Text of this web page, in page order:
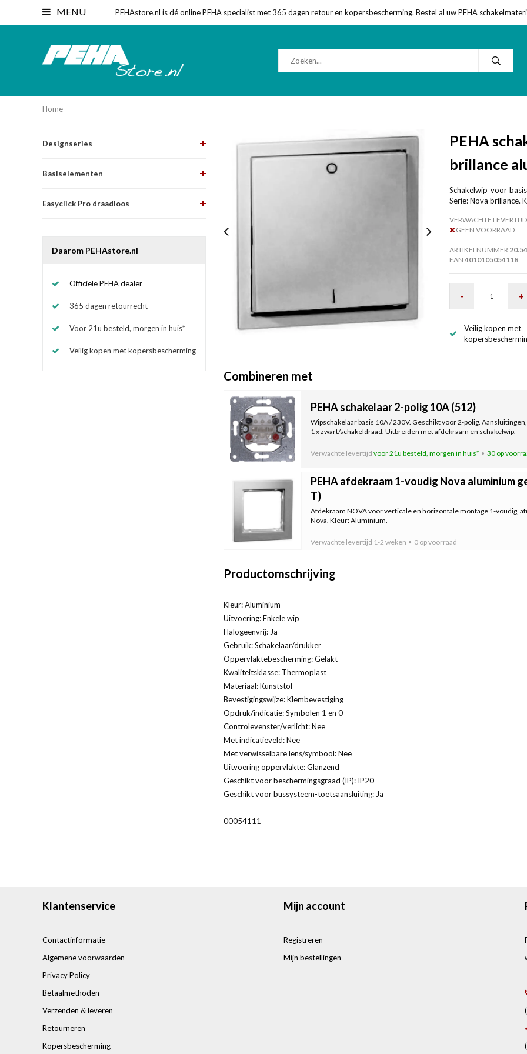
MENU PEHAstore.nl is dé online PEHA specialist met 365 dagen retour en kopersbescherming. Bestel al uw PEHA
Home
Designseries
Basiselementen
Easyclick Pro draadloos
Daarom PEHAstore.nl
Officiële PEHA dealer
365 dagen retourrecht
Voor 21u besteld, morgen in huis*
Veilig kopen met kopersbescherming
PEHA
brillance
Schakelwip voor
Serie: Nova brillance.
VERWACHTE LEVERTIJD
GEEN VOORRAAD
ARTIKELNUMMER
EAN 4010105054118
- +
Veilig kopen met
Combineren met
PEHA schakelaar 2-polig 10A (512)
Wipschakelaar basis 10A / 230V. Geschikt voor 2-polig.
1 x zwart/schakeldraad. Uitbreiden met afdekraam en schakelwip.
Verwachte levertijd voor 21u besteld, morgen in huis* 30 op
PEHA afdekraam 1-voudig Nova aluminium
T)
Afdekraam NOVA voor verticale en horizontale montage 1-voudig,
Nova. Kleur: Aluminium.
Verwachte levertijd 1-2 weken 0 op voorraad
Productomschrijving
Kleur: Aluminium
Uitvoering: Enkele wip
Halogeenvrij: Ja
Gebruik: Schakelaar/drukker
Oppervlaktebescherming: Gelakt
Kwaliteitsklasse: Thermoplast
Materiaal: Kunststof
Bevestigingswijze: Klembevestiging
Opdruk/indicatie: Symbolen 1 en 0
Controlevenster/verlicht: Nee
Met indicatieveld: Nee
Met verwisselbare lens/symbool: Nee
Uitvoering oppervlakte: Glanzend
Geschikt voor beschermingsgraad (IP): IP20
Geschikt voor bussysteem-toetsaansluiting: Ja
00054111
Klantenservice
Contactinformatie
Algemene voorwaarden
Privacy Policy
Betaalmethoden
Verzenden & leveren
Retourneren
Kopersbescherming
Mijn account
Registreren
Mijn bestellingen